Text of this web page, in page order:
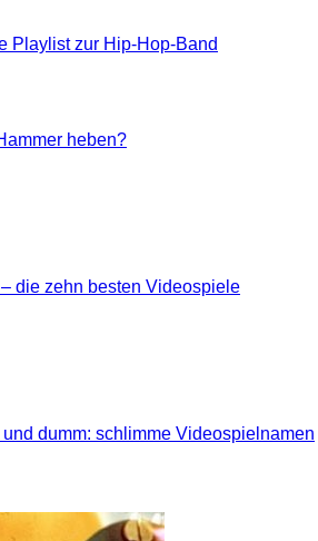
Playlist zur Hip-Hop-Band
heben?
die zehn besten Videospiele
dumm: schlimme Videospielnamen